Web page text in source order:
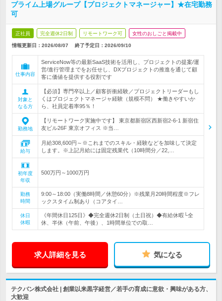
プライム上場グループ【プロジェクトマネージャー】★在宅勤務
可
正社員 完全週休2日制 リモートワーク可 女性のおしごと掲載中
情報更新日：2026/08/07 終了予定日： 2026/09/10
仕事内容
ServiceNow等の最新SaaS技術を活用し、プロジェクトの提案/運
営/進行管理までをお任せし、DXプロジェクトの推進を通じて顧
客に価値を提供する役割です
対象と
なる方
【必須】専門卒以上／顧客折衝経験／プロジェクトリーダーもし
くはプロジェクトマネージャ経験（規模不問） ★働きやすいか
ら、社員定着率95％！
勤務地
【リモートワーク実施中です】 東京都新宿区西新宿2-6-1 新宿住
友ビル26F 東京オフィス ※当…
給与
月給308,600円～※これまでのスキル・経験などを加味して決定
します。※上記月給には固定残業代（10時間分／22,…
初年度
年収
500万円～1000万円
勤務
時間
9:00～18:00（実働8時間／休憩60分）※残業月20時間程度※フレ
ックスタイム制あり（コアタイ…
休日
休暇
《年間休日125日》◆完全週休2日制（土日祝）◆有給休暇└全
休、半休（午前、午後）、1時間単位での取…
求人詳細を見る 気になる
テクバン株式会社 | 創業以来黒字経営／若手の育成に意欲・興味がある方、
大歓迎